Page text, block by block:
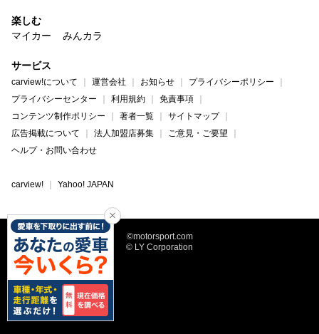
楽しむ
マイカー
みんカラ
サービス
carview!について 運営会社 お知らせ
プライバシーポリシー
プライバシーセンター
利用規約
免責事項
コンテンツ制作ポリシー
著者一覧
サイトマップ
広告掲載について
法人加盟店募集
ご意見・ご要望
ヘルプ・お問い合わせ
carview! Yahoo! JAPAN
©motorsport.com
© LY Corporation